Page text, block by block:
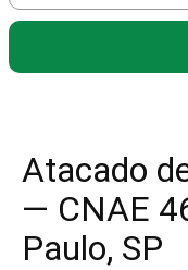
Atacado
— CNAE
Paulo, SP